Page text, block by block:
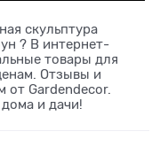
скульптура
? В интернет-
товары для
Отзывы и
от Gardendecor.
и дачи!